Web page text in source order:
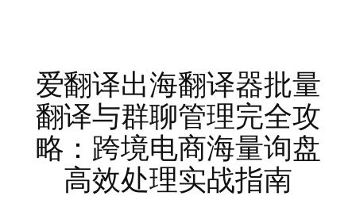
爱翻译出海翻译器批量
翻译与群聊管理完全攻
略：跨境电商海量询盘
高效处理实战指南